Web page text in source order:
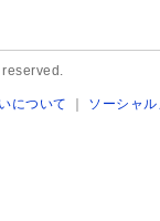
について ｜ ソーシャ